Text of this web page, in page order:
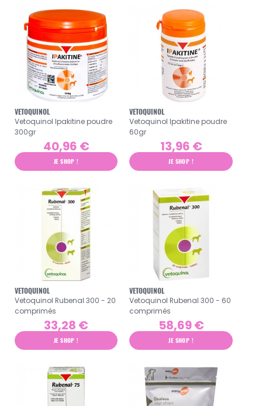
VETOQUINOL
Vetoquinol Ipakitine poudre
300gr
40,96 €
JE SHOP !
VETOQUINOL
Vetoquinol Ipakitine poudre
60gr
13,96 €
JE SHOP !
VETOQUINOL
Vetoquinol Rubenal 300 - 20
comprimés
33,28 €
JE SHOP !
VETOQUINOL
Vetoquinol Rubenal 300 - 60
comprimés
58,69 €
JE SHOP !